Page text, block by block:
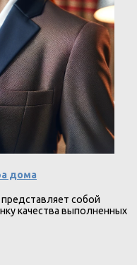
дома
собой
качества выполненных